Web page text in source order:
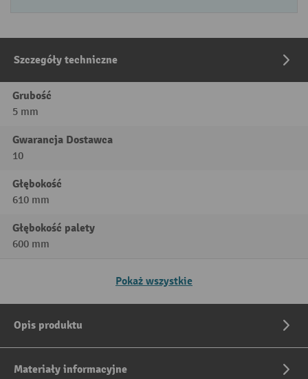
Szczegóły techniczne
Grubość
5 mm
Gwarancja Dostawca
10
Głębokość
610 mm
Głębokość palety
600 mm
Pokaż wszystkie
Opis produktu
Materiały informacyjne